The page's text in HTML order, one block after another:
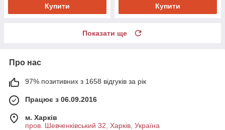
Купити Купити
Показати ще
Про нас
97% позитивних з 1658 відгуків за рік
Працює з 06.09.2016
м. Харків
пров. Шевченківський 32, Харків, Україна